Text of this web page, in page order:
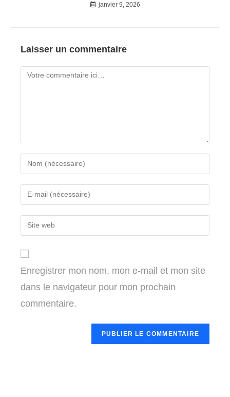
janvier 9, 2026
Laisser un commentaire
Comment
Enter
your
name
comment
Enter
your
email
address
Enter
your
URL
(optional)
Enregistrer mon nom, mon e-mail et mon site
dans le navigateur pour mon prochain
commentaire.